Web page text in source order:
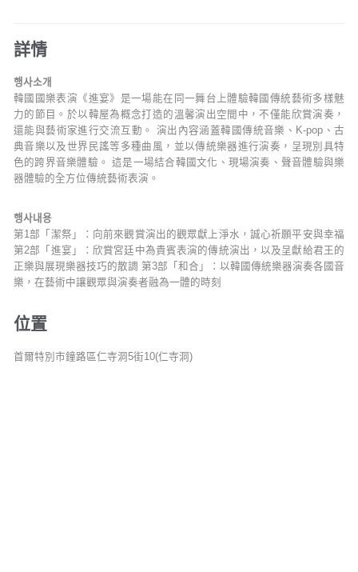
詳情
행사소개
韓國國樂表演《進宴》是一場能在同一舞台上體驗韓國傳統藝術多樣魅
力的節目。於以韓屋為概念打造的溫馨演出空間中，不僅能欣賞演奏，
還能與藝術家進行交流互動。 演出內容涵蓋韓國傳統音樂、K-pop、古
典音樂以及世界民謠等多種曲風，並以傳統樂器進行演奏，呈現別具特
色的跨界音樂體驗。 這是一場結合韓國文化、現場演奏、聲音體驗與樂
器體驗的全方位傳統藝術表演。
행사내용
第1部「潔祭」：向前來觀賞演出的觀眾獻上淨水，誠心祈願平安與幸福
第2部「進宴」：欣賞宮廷中為貴賓表演的傳統演出，以及呈獻給君王的
正樂與展現樂器技巧的散調 第3部「和合」：以韓國傳統樂器演奏各國音
樂，在藝術中讓觀眾與演奏者融為一體的時刻
位置
首爾特別市鐘路區仁寺洞5街10(仁寺洞)